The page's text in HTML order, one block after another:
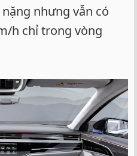
nhưng vẫn có
h chỉ trong vòng